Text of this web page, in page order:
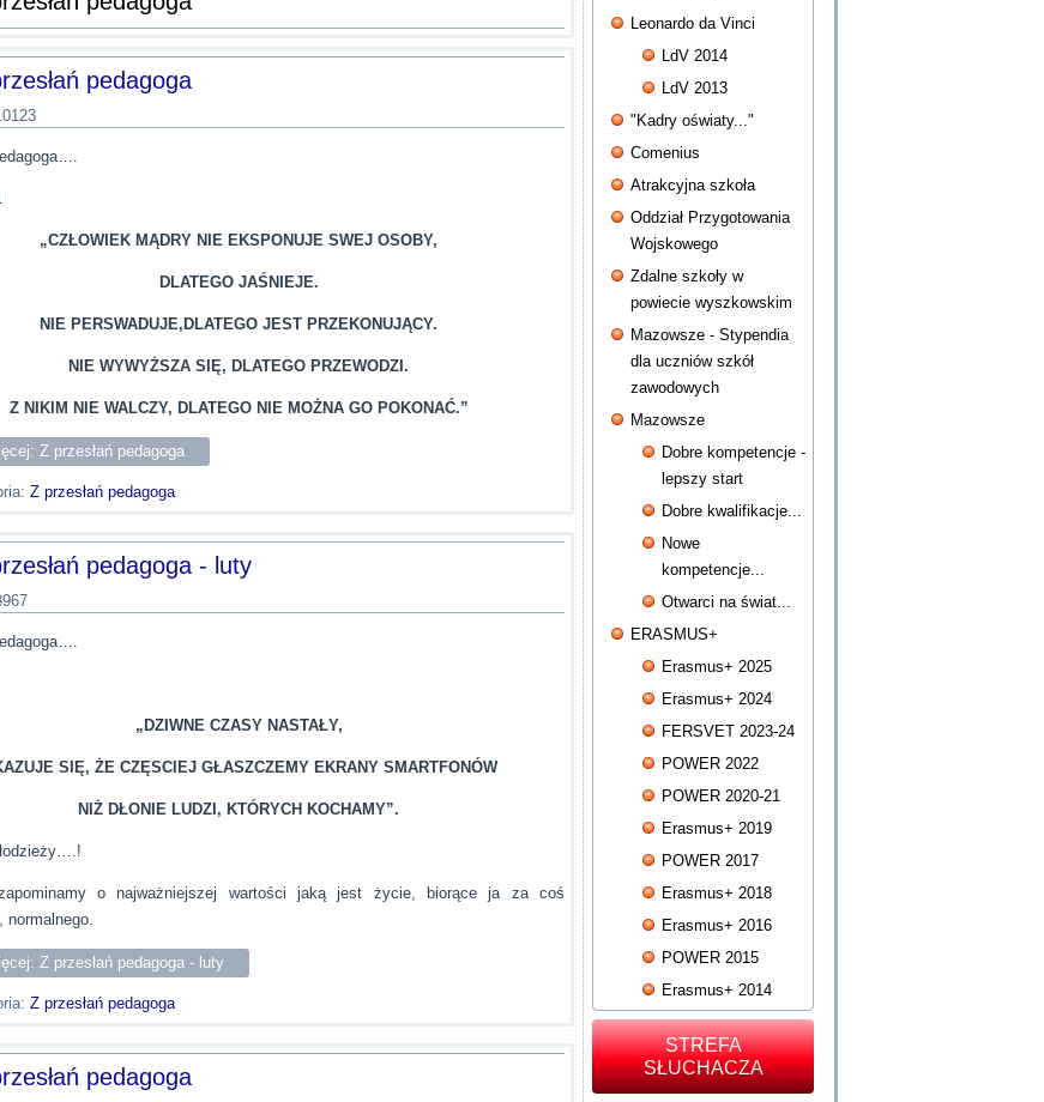
pedagoga
„CZŁOWIEK MĄDRY NIE EKSPONUJE SWEJ OSOBY,
DLATEGO JAŚNIEJE.
NIE PERSWADUJE,DLATEGO JEST PRZEKONUJĄCY.
NIE WYWYŻSZA SIĘ, DLATEGO PRZEWODZI.
Z NIKIM NIE WALCZY, DLATEGO NIE MOŻNA GO POKONAĆ.”
Z przesłań pedagoga
Z przesłań pedagoga
pedagoga - luty
„DZIWNE CZASY NASTAŁY,
SIĘ, ŻE CZĘSCIEJ GŁASZCZEMY EKRANY SMARTFONÓW
NIŻ DŁONIE LUDZI, KTÓRYCH KOCHAMY”.
o najważniejszej wartości jaką jest życie, biorące ja za coś
normalnego.
Z przesłań pedagoga - luty
Z przesłań pedagoga
pedagoga
Leonardo da Vinci
LdV 2014
LdV 2013
"Kadry oświaty..."
Comenius
Atrakcyjna szkoła
Oddział Przygotowania
Wojskowego
Zdalne szkoły w
powiecie wyszkowskim
Mazowsze - Stypendia
dla uczniów szkół
zawodowych
Mazowsze
Dobre kompetencje -
lepszy start
Dobre kwalifikacje...
Nowe
kompetencje...
Otwarci na świat...
ERASMUS+
Erasmus+ 2025
Erasmus+ 2024
FERSVET 2023-24
POWER 2022
POWER 2020-21
Erasmus+ 2019
POWER 2017
Erasmus+ 2018
Erasmus+ 2016
POWER 2015
Erasmus+ 2014
STREFA
SŁUCHACZA